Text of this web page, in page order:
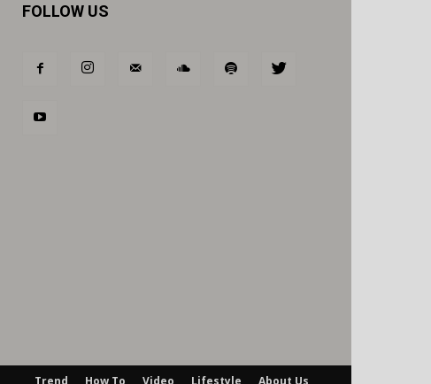
FOLLOW US
Trend How To Video Lifestyle About Us